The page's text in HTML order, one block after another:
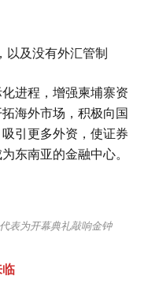
以及没有外汇管制
进程，增强柬埔寨资
海外市场，积极向国
引更多外资，使证券
东南亚的金融中心。
表为开幕典礼敲响金钟